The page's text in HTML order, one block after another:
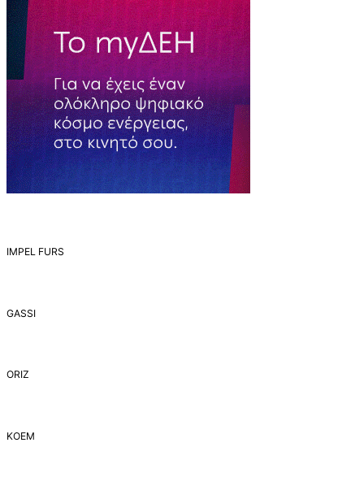
IMPEL FURS
GASSI
ORIZ
ΚΟΕΜ